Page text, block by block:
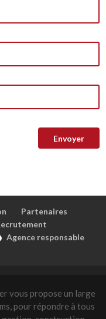
Partenaires
Agence responsable
vous propose un large
pour répondre à tous